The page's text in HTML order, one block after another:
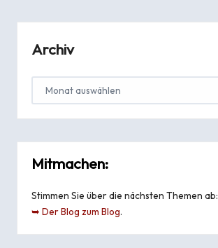
Archiv
Mitmachen:
Stimmen Sie über die nächsten Themen ab:
➥ Der Blog zum Blog.